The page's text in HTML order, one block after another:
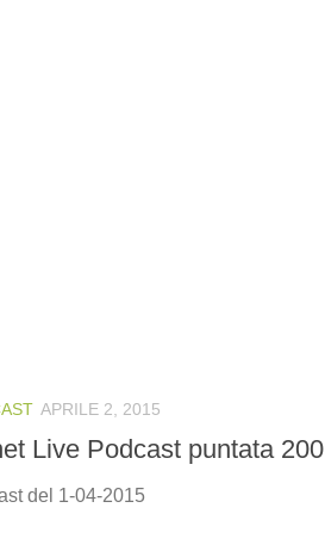
APRILE 2, 2015
Live Podcast puntata 200
del 1-04-2015